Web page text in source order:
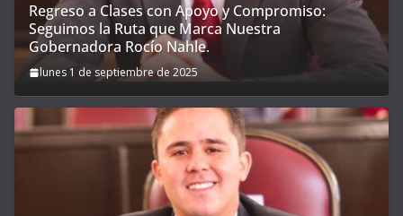
Regreso a Clases con Apoyo y Compromiso:
Seguimos la Ruta que Marca Nuestra
Gobernadora Rocío Nahle.
lunes 1 de septiembre de 2025